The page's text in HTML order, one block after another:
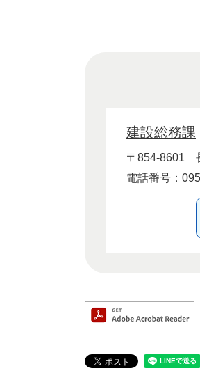
建設総務課
〒854-8601
電話番号：